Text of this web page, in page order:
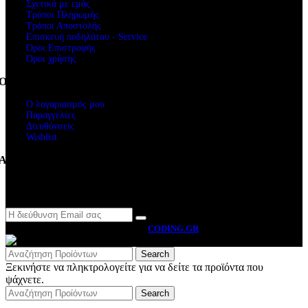
Σχετικά με εμάς
Τρόποι Πληρωμής
Τρόποι Αποστολής
Επισκευή ποδηλάτου - Service
Όροι Επιστροφής
Όροι χρήσης
Λογαριασμός μου
Ο λογαριασμός μου
Παραγγελίες
Διευθύνσεις
Wishlist
μας
CODING.GR
Search
Ξεκινήστε να πληκτρολογείτε για να δείτε τα προϊόντα που
ψάχνετε.
Search